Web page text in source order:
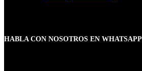
HABLA CON NOSOTROS EN WHATSAPP